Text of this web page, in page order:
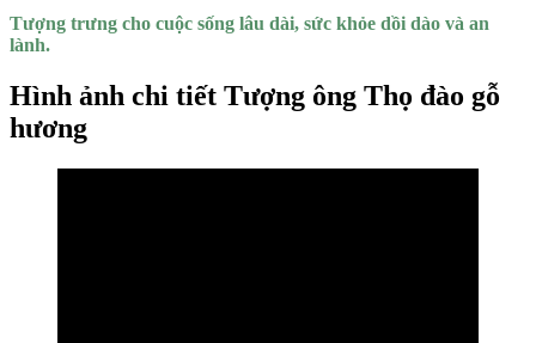
Tượng trưng cho cuộc sống lâu dài, sức khỏe dồi dào và an
lành.
Hình ảnh chi tiết Tượng ông Thọ đào gỗ
hương